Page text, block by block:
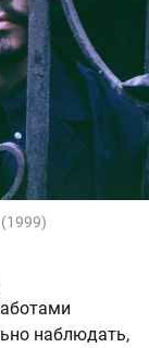
наблюдать,